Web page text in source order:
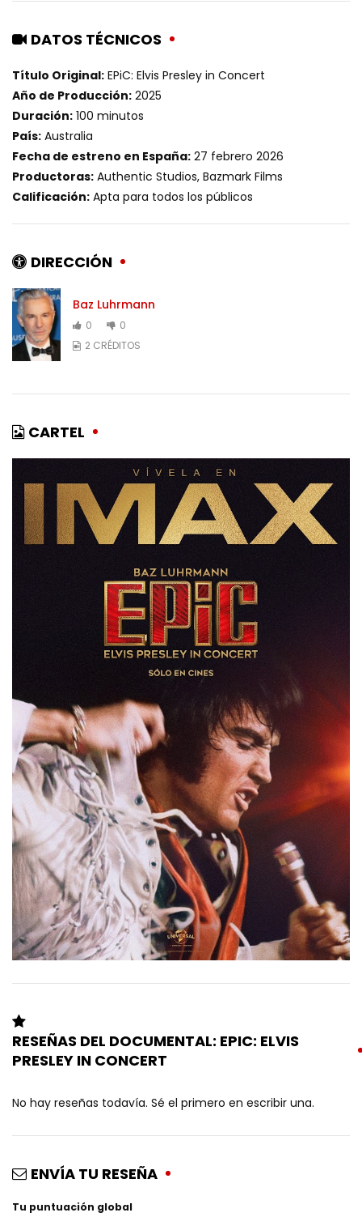
DATOS TÉCNICOS
Título Original: EPiC: Elvis Presley in Concert
Año de Producción: 2025
Duración: 100 minutos
País: Australia
Fecha de estreno en España: 27 febrero 2026
Productoras: Authentic Studios, Bazmark Films
Calificación: Apta para todos los públicos
DIRECCIÓN
Baz Luhrmann
0
0
2 CRÉDITOS
CARTEL
RESEÑAS DEL DOCUMENTAL: EPIC: ELVIS
PRESLEY IN CONCERT
No hay reseñas todavía. Sé el primero en escribir una.
ENVÍA TU RESEÑA
Tu puntuación global